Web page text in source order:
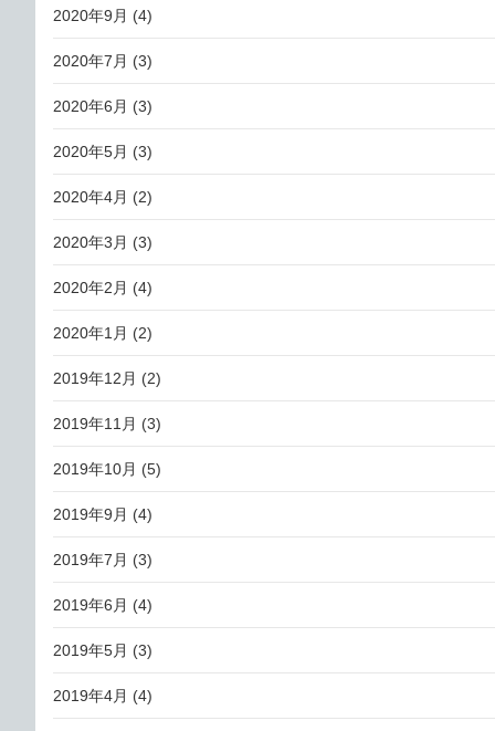
2020年9月 (4)
2020年7月 (3)
2020年6月 (3)
2020年5月 (3)
2020年4月 (2)
2020年3月 (3)
2020年2月 (4)
2020年1月 (2)
2019年12月 (2)
2019年11月 (3)
2019年10月 (5)
2019年9月 (4)
2019年7月 (3)
2019年6月 (4)
2019年5月 (3)
2019年4月 (4)